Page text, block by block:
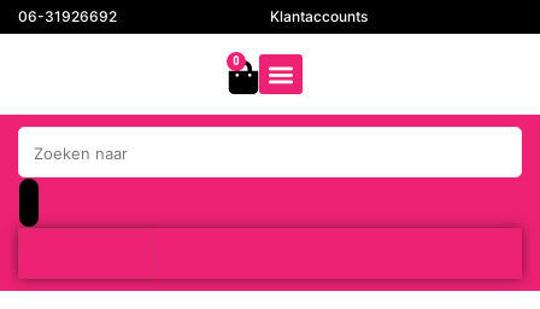
06-31926692 Klantaccounts
0